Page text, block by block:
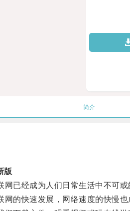
简介
版
已经成为人们日常生活中不可或
的快速发展，网络速度的快慢也